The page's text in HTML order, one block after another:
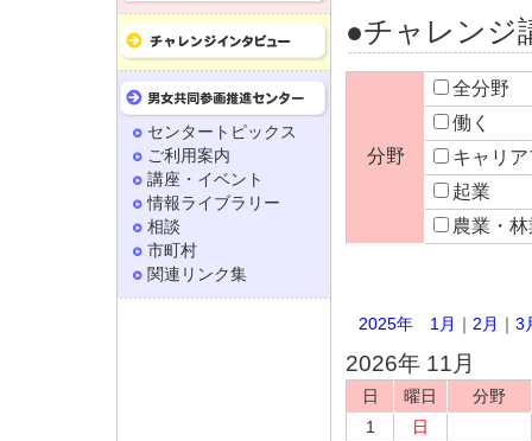
●チャレンジ
分野
全分野
働く
キャリ
起業
農業・林
2025年 1月 ｜ 2月 ｜ 3
2026年 11月
日 曜日
分野
1
日
センタートピックス
ご利用案内
講座・イベント
情報ライブラリー
相談
市町村
関連リンク集